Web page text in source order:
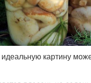
картину